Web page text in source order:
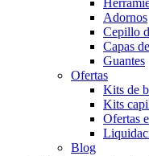
Adornos
Cepillo
Capas
Guantes
Ofertas
Kits de
Kits
Ofertas
Blog